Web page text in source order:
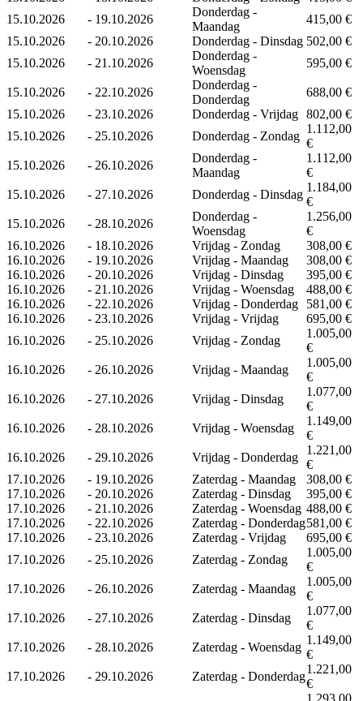
15.10.2026
- 19.10.2026
Donderdag -
Maandag
415,00 €
15.10.2026
- 20.10.2026 Donderdag - Dinsdag 502,00 €
15.10.2026
- 21.10.2026
Donderdag -
Woensdag
595,00 €
15.10.2026 - 22.10.2026
Donderdag -
Donderdag
688,00 €
15.10.2026
- 23.10.2026 Donderdag - Vrijdag 802,00 €
15.10.2026
- 25.10.2026 Donderdag - Zondag
1.112,00
€
15.10.2026
- 26.10.2026
Donderdag -
Maandag
1.112,00
€
15.10.2026
- 27.10.2026 Donderdag - Dinsdag
1.184,00
€
15.10.2026
- 28.10.2026
Donderdag -
Woensdag
1.256,00
€
16.10.2026
- 18.10.2026 Vrijdag - Zondag
308,00 €
16.10.2026
- 19.10.2026 Vrijdag - Maandag
308,00 €
16.10.2026
- 20.10.2026 Vrijdag - Dinsdag
395,00 €
16.10.2026
- 21.10.2026 Vrijdag - Woensdag
488,00 €
16.10.2026
- 22.10.2026 Vrijdag - Donderdag
581,00 €
16.10.2026
- 23.10.2026 Vrijdag - Vrijdag
695,00 €
16.10.2026
- 25.10.2026 Vrijdag - Zondag
1.005,00
€
16.10.2026
- 26.10.2026 Vrijdag - Maandag
1.005,00
€
16.10.2026
- 27.10.2026 Vrijdag - Dinsdag
1.077,00
€
16.10.2026
- 28.10.2026 Vrijdag - Woensdag
1.149,00
€
16.10.2026
- 29.10.2026 Vrijdag - Donderdag
1.221,00
€
17.10.2026
- 19.10.2026 Zaterdag - Maandag
308,00 €
17.10.2026
- 20.10.2026 Zaterdag - Dinsdag
395,00 €
17.10.2026
- 21.10.2026 Zaterdag - Woensdag 488,00 €
17.10.2026
- 22.10.2026 Zaterdag - Donderdag581,00 €
17.10.2026
- 23.10.2026 Zaterdag - Vrijdag
695,00 €
17.10.2026
- 25.10.2026 Zaterdag - Zondag
1.005,00
€
17.10.2026
- 26.10.2026 Zaterdag - Maandag
1.005,00
€
17.10.2026
- 27.10.2026 Zaterdag - Dinsdag
1.077,00
€
17.10.2026
- 28.10.2026 Zaterdag - Woensdag
1.149,00
€
17.10.2026
- 29.10.2026 Zaterdag - Donderdag
1.221,00
€
1.293,00